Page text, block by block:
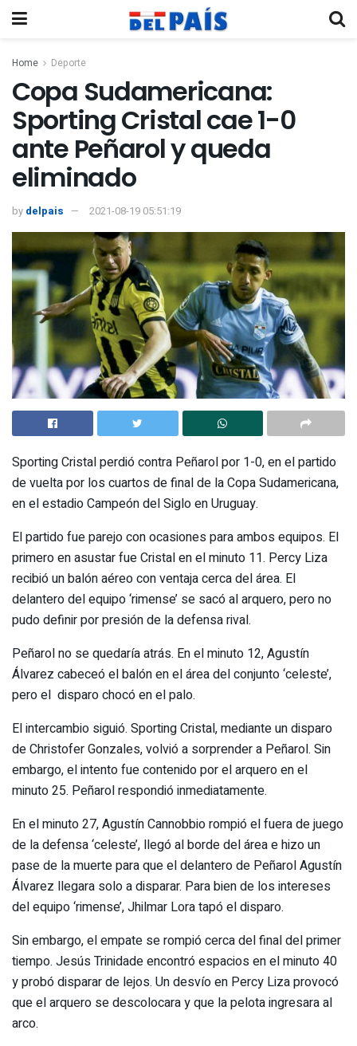
Home Deporte
Copa Sudamericana:
Sporting Cristal cae 1-0
ante Peñarol y queda
eliminado
by delpais 2021-08-19 05:51:19
Sporting Cristal perdió contra Peñarol por 1-0, en el partido
de vuelta por los cuartos de final de la Copa Sudamericana,
en el estadio Campeón del Siglo en Uruguay.
El partido fue parejo con ocasiones para ambos equipos. El
primero en asustar fue Cristal en el minuto 11. Percy Liza
recibió un balón aéreo con ventaja cerca del área. El
delantero del equipo ‘rimense’ se sacó al arquero, pero no
pudo definir por presión de la defensa rival.
Peñarol no se quedaría atrás. En el minuto 12, Agustín
Álvarez cabeceó el balón en el área del conjunto ‘celeste’,
pero el disparo chocó en el palo.
El intercambio siguió. Sporting Cristal, mediante un disparo
de Christofer Gonzales, volvió a sorprender a Peñarol. Sin
embargo, el intento fue contenido por el arquero en el
minuto 25. Peñarol respondió inmediatamente.
En el minuto 27, Agustín Cannobbio rompió el fuera de juego
de la defensa ‘celeste’, llegó al borde del área e hizo un
pase de la muerte para que el delantero de Peñarol Agustín
Álvarez llegara solo a disparar. Para bien de los intereses
del equipo ‘rimense’, Jhilmar Lora tapó el disparo.
Sin embargo, el empate se rompió cerca del final del primer
tiempo. Jesús Trinidade encontró espacios en el minuto 40
y probó disparar de lejos. Un desvío en Percy Liza provocó
que el arquero se descolocara y que la pelota ingresara al
arco.